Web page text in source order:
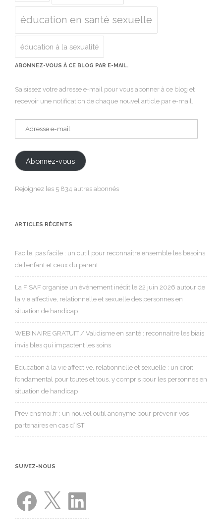
éducation en santé sexuelle
éducation à la sexualité
ABONNEZ-VOUS À CE BLOG PAR E-MAIL.
Saisissez votre adresse e-mail pour vous abonner à ce blog et
recevoir une notification de chaque nouvel article par e-mail.
Abonnez-vous
Rejoignez les 5 834 autres abonnés
ARTICLES RÉCENTS
Facile, pas facile : un outil pour reconnaître ensemble les besoins
de l’enfant et ceux du parent
La FISAF organise un événement inédit le 22 juin 2026 autour de
la vie affective, relationnelle et sexuelle des personnes en
situation de handicap.
WEBINAIRE GRATUIT / Validisme en santé : reconnaître les biais
invisibles qui impactent les soins
Éducation à la vie affective, relationnelle et sexuelle : un droit
fondamental pour toutes et tous, y compris pour les personnes en
situation de handicap
Préviensmoi.fr : un nouvel outil anonyme pour prévenir vos
partenaires en cas d’IST
SUIVEZ-NOUS
Facebook LinkedIn